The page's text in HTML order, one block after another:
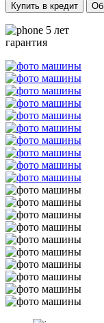
Купить в кредит
5 лет
гарантия